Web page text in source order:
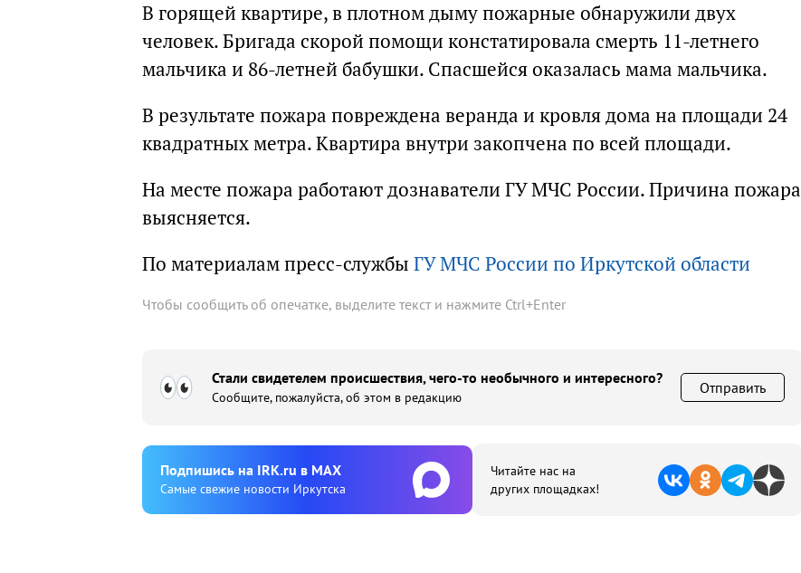
В горящей квартире, в плотном дыму пожарные обнаружили двух
человек. Бригада скорой помощи констатировала смерть 11-летнего
мальчика и 86-летней бабушки. Спасшейся оказалась мама мальчика.
В результате пожара повреждена веранда и кровля дома на площади 24
квадратных метра. Квартира внутри закопчена по всей площади.
На месте пожара работают дознаватели ГУ МЧС России. Причина пожара
выясняется.
По материалам пресс-службы ГУ МЧС России по Иркутской области
Чтобы сообщить об опечатке, выделите текст и нажмите Ctrl+Enter
Стали свидетелем происшествия, чего-то необычного и интересного?
Сообщите, пожалуйста, об этом в редакцию
Отправить
Подпишиcь на IRK.ru в MAX
Cамые свежие новости Иркутска
Читайте нас на
других площадках!